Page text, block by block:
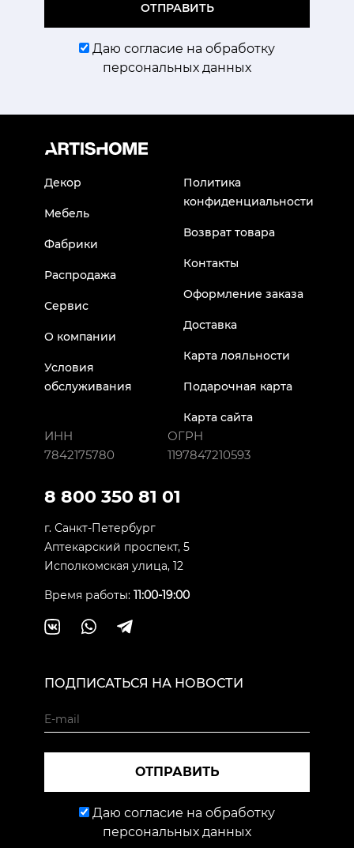
ОТПРАВИТЬ
Даю согласие на обработку
персональных данных
Декор
Мебель
Фабрики
Распродажа
Сервис
О компании
Условия
обслуживания
Политика
конфиденциальности
Возврат товара
Контакты
Оформление заказа
Доставка
Карта лояльности
Подарочная карта
Карта сайта
ИНН
7842175780
ОГРН
1197847210593
8 800 350 81 01
г. Санкт-Петербург
Аптекарский проспект, 5
Исполкомская улица, 12
Время работы: 11:00-19:00
ПОДПИСАТЬСЯ НА НОВОСТИ
ОТПРАВИТЬ
Даю согласие на обработку
персональных данных